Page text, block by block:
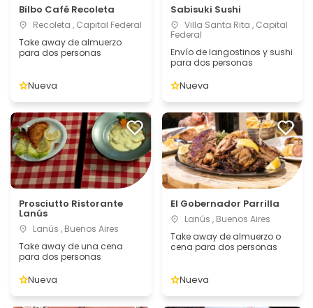
Bilbo Café Recoleta
Recoleta , Capital Federal
Take away de almuerzo
para dos personas
Nueva
Sabisuki Sushi
Villa Santa Rita , Capital
Federal
Envío de langostinos y sushi
para dos personas
Nueva
Prosciutto Ristorante
Lanús
Lanús , Buenos Aires
Take away de una cena
para dos personas
Nueva
El Gobernador Parrilla
Lanús , Buenos Aires
Take away de almuerzo o
cena para dos personas
Nueva